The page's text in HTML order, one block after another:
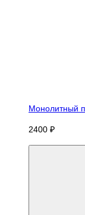
Монолитный
2400 ₽